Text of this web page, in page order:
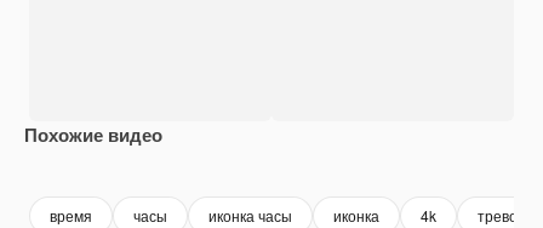
Похожие видео
время часы иконка часы иконка 4k тревога